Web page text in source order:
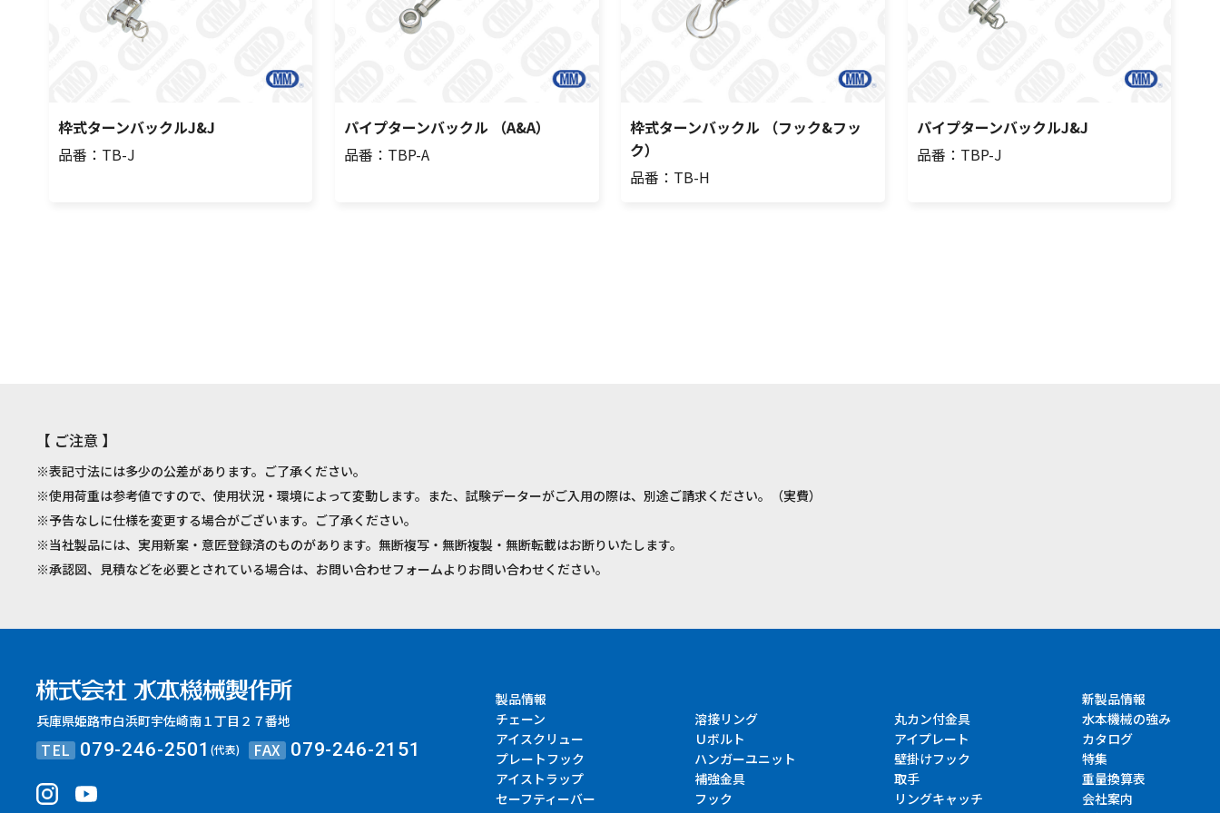
枠式ターンバックルJ&J
品番：TB-J
パイプターンバックル （A&A）
品番：TBP-A
枠式ターンバックル （フック&フッ
ク）
品番：TB-H
パイプターンバックルJ&J
品番：TBP-J
【 ご注意 】
※表記寸法には多少の公差があります。ご了承ください。
※使用荷重は参考値ですので、使用状況・環境によって変動します。また、試験データーがご入用の際は、別途ご請求ください。（実費）
※予告なしに仕様を変更する場合がございます。ご了承ください。
※当社製品には、実用新案・意匠登録済のものがあります。無断複写・無断複製・無断転載はお断りいたします。
※承認図、見積などを必要とされている場合は、お問い合わせフォームよりお問い合わせください。
兵庫県姫路市白浜町宇佐崎南１丁目２７番地
TEL 079-246-2501(代表) FAX 079-246-2151
製品情報
チェーン
溶接リング
丸カン付金具
アイスクリュー
Ｕボルト
アイプレート
プレートフック
ハンガーユニット
壁掛けフック
アイストラップ
補強金具
取手
セーフティーバー
フック
リングキャッチ
新製品情報
水本機械の強み
カタログ
特集
重量換算表
会社案内